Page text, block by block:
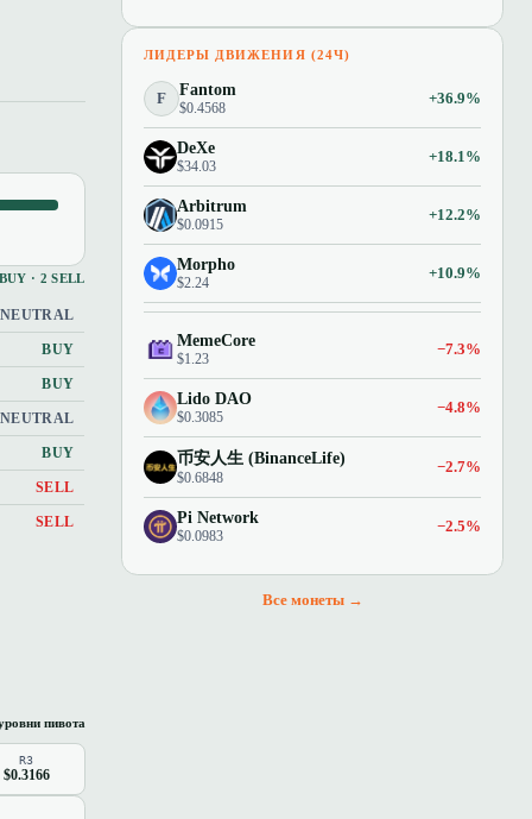
· 2 SELL
NEUTRAL
BUY
BUY
NEUTRAL
BUY
SELL
SELL
пивота
R3
$0.3166
ЛИДЕРЫ ДВИЖЕНИЯ (24Ч)
F Fantom
$0.4568
+36.9%
DeXe
$34.03
+18.1%
Arbitrum
$0.0915
+12.2%
Morpho
$2.24
+10.9%
MemeCore
$1.23
−7.3%
Lido DAO
$0.3085
−4.8%
币安人生 (BinanceLife)
$0.6848
−2.7%
Pi Network
$0.0983
−2.5%
Все монеты →